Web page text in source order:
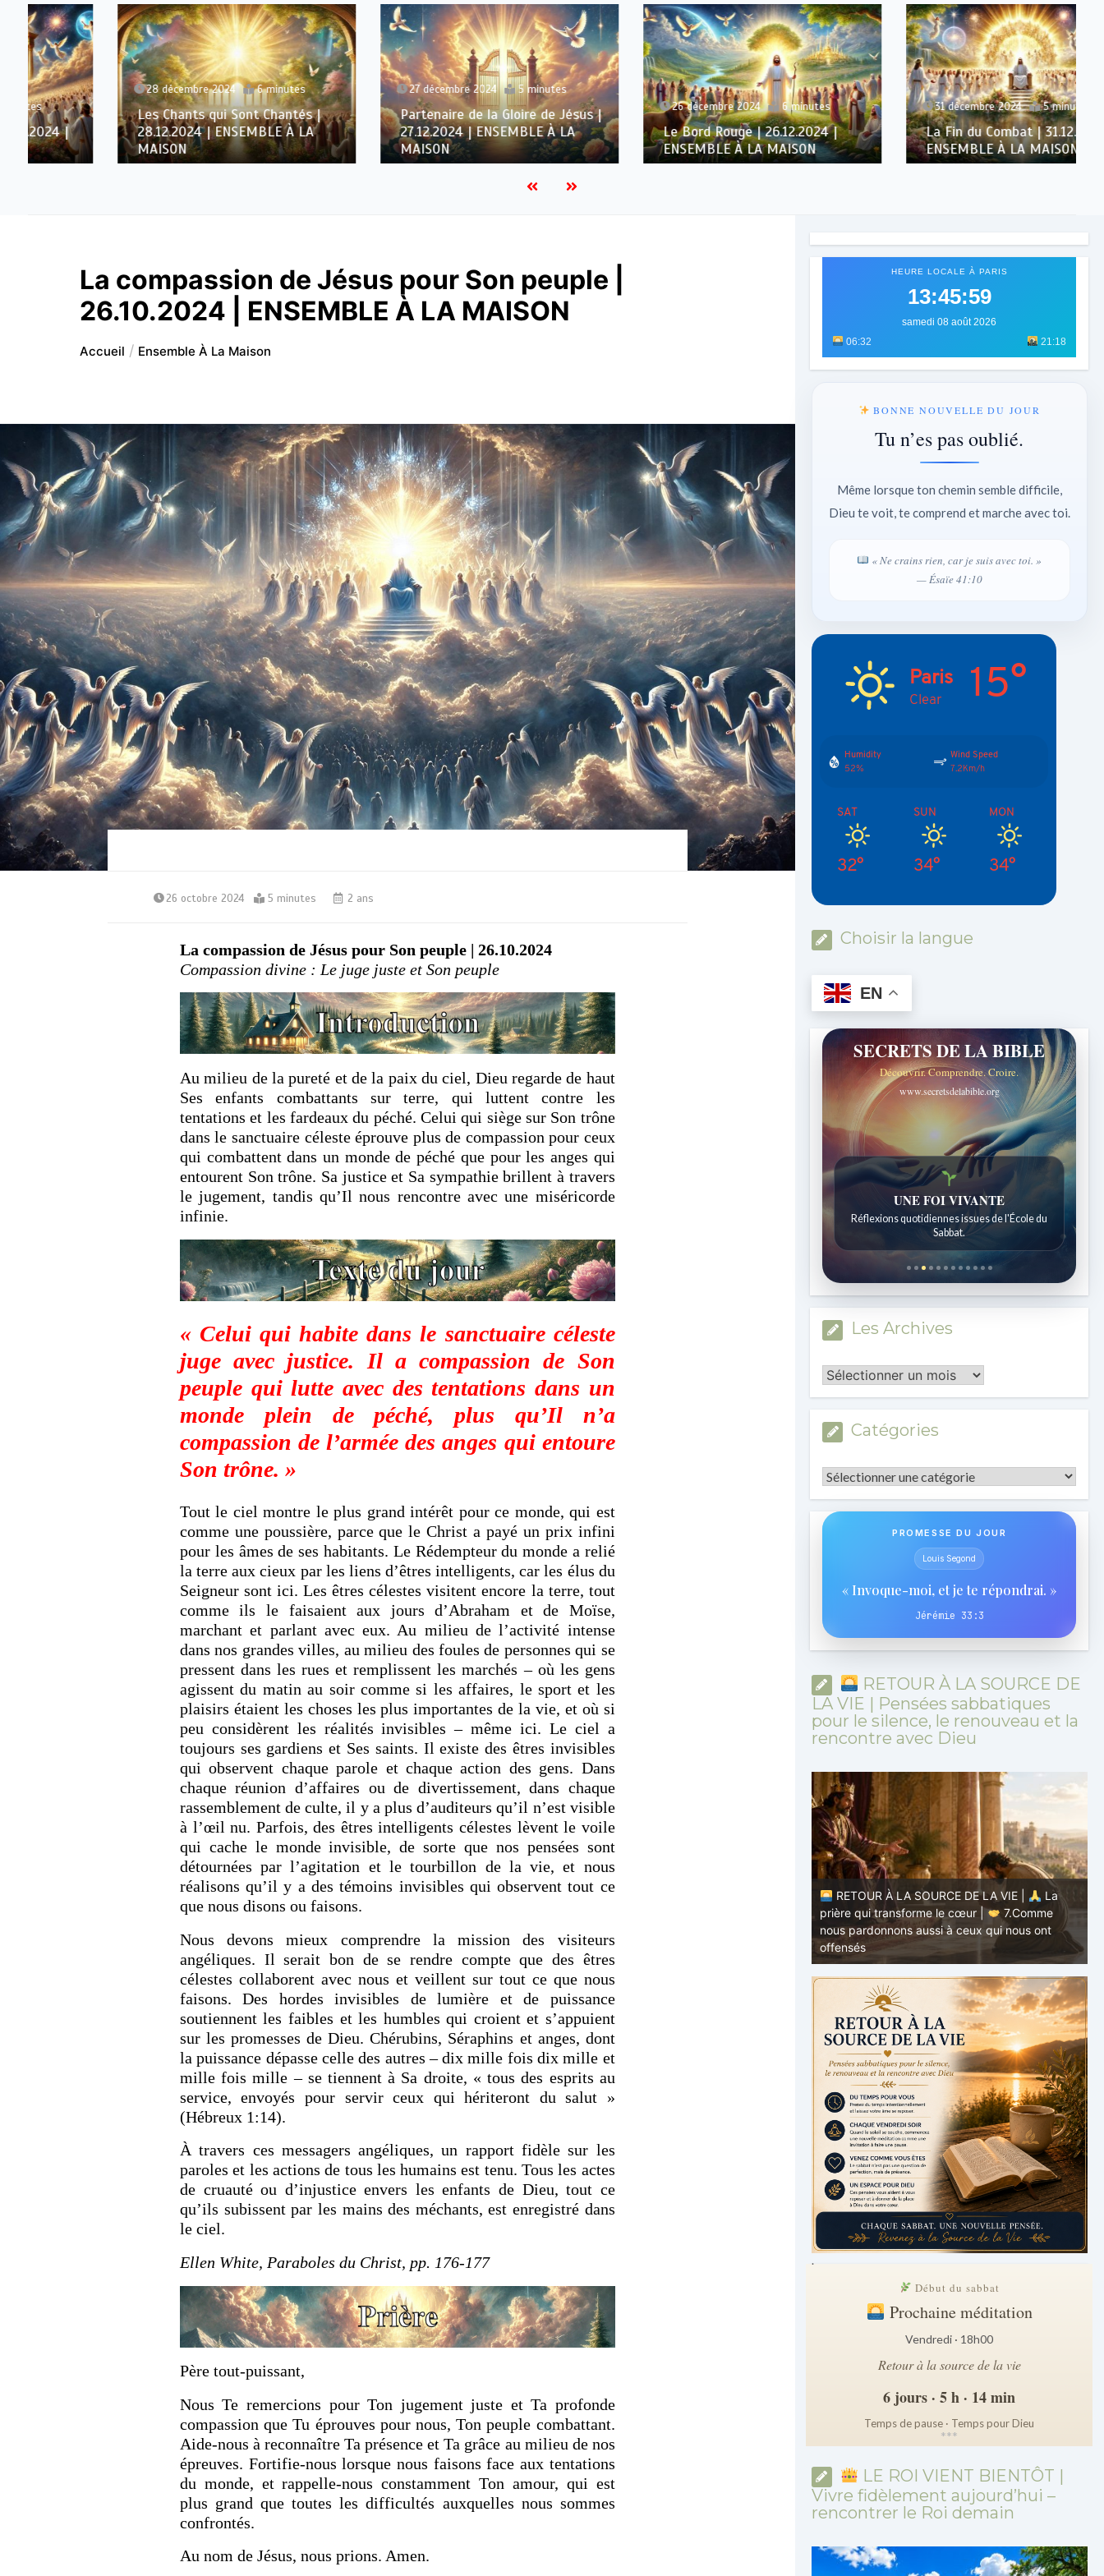
28 décembre 2024 6 minutes
Les Chants qui Sont Chantés |
28.12.2024 | ENSEMBLE À LA
MAISON
27 décembre 2024 5 minutes
Partenaire de la Gloire de Jésus |
27.12.2024 | ENSEMBLE À LA
MAISON
26 décembre 2024 6 minutes
Le Bord Rouge | 26.12.2024 |
ENSEMBLE À LA MAISON
31 décembre 2024 5 minutes
La Fin du Combat | 31.12.2024 |
ENSEMBLE À LA MAISON
La compassion de Jésus pour Son peuple |
26.10.2024 | ENSEMBLE À LA MAISON
Accueil Ensemble À La Maison
26 octobre 2024 5 minutes 2 ans
La compassion de Jésus pour Son peuple | 26.10.2024
Compassion divine : Le juge juste et Son peuple
Au milieu de la pureté et de la paix du ciel, Dieu regarde de haut
Ses enfants combattants sur terre, qui luttent contre les
tentations et les fardeaux du péché. Celui qui siège sur Son trône
dans le sanctuaire céleste éprouve plus de compassion pour ceux
qui combattent dans un monde de péché que pour les anges qui
entourent Son trône. Sa justice et Sa sympathie brillent à travers
le jugement, tandis qu’Il nous rencontre avec une miséricorde
infinie.
« Celui qui habite dans le sanctuaire céleste
juge avec justice. Il a compassion de Son
peuple qui lutte avec des tentations dans un
monde plein de péché, plus qu’Il n’a
compassion de l’armée des anges qui entoure
Son trône. »
Tout le ciel montre le plus grand intérêt pour ce monde, qui est
comme une poussière, parce que le Christ a payé un prix infini
pour les âmes de ses habitants. Le Rédempteur du monde a relié
la terre aux cieux par les liens d’êtres intelligents, car les élus du
Seigneur sont ici. Les êtres célestes visitent encore la terre, tout
comme ils le faisaient aux jours d’Abraham et de Moïse,
marchant et parlant avec eux. Au milieu de l’activité intense
dans nos grandes villes, au milieu des foules de personnes qui se
pressent dans les rues et remplissent les marchés – où les gens
agissent du matin au soir comme si les affaires, le sport et les
plaisirs étaient les choses les plus importantes de la vie, et où si
peu considèrent les réalités invisibles – même ici. Le ciel a
toujours ses gardiens et Ses saints. Il existe des êtres invisibles
qui observent chaque parole et chaque action des gens. Dans
chaque réunion d’affaires ou de divertissement, dans chaque
rassemblement de culte, il y a plus d’auditeurs qu’il n’est visible
à l’œil nu. Parfois, des êtres intelligents célestes lèvent le voile
qui cache le monde invisible, de sorte que nos pensées sont
détournées par l’agitation et le tourbillon de la vie, et nous
réalisons qu’il y a des témoins invisibles qui observent tout ce
que nous disons ou faisons.
Nous devons mieux comprendre la mission des visiteurs
angéliques. Il serait bon de se rendre compte que des êtres
célestes collaborent avec nous et veillent sur tout ce que nous
faisons. Des hordes invisibles de lumière et de puissance
soutiennent les faibles et les humbles qui croient et s’appuient
sur les promesses de Dieu. Chérubins, Séraphins et anges, dont
la puissance dépasse celle des autres – dix mille fois dix mille et
mille fois mille – se tiennent à Sa droite, « tous des esprits au
service, envoyés pour servir ceux qui hériteront du salut »
(Hébreux 1:14).
À travers ces messagers angéliques, un rapport fidèle sur les
paroles et les actions de tous les humains est tenu. Tous les actes
de cruauté ou d’injustice envers les enfants de Dieu, tout ce
qu’ils subissent par les mains des méchants, est enregistré dans
le ciel.
Ellen White, Paraboles du Christ, pp. 176-177
Père tout-puissant,
Nous Te remercions pour Ton jugement juste et Ta profonde
compassion que Tu éprouves pour nous, Ton peuple combattant.
Aide-nous à reconnaître Ta présence et Ta grâce au milieu de nos
épreuves. Fortifie-nous lorsque nous faisons face aux tentations
du monde, et rappelle-nous constamment Ton amour, qui est
plus grand que toutes les difficultés auxquelles nous sommes
confrontés.
Au nom de Jésus, nous prions. Amen.
HEURE LOCALE À PARIS
13:46:00
samedi 08 août 2026
06:32
21:18
BONNE NOUVELLE DU JOUR
Tu n’es pas oublié.
Même lorsque ton chemin semble difficile,
Dieu te voit, te comprend et marche avec toi.
« Ne crains rien, car je suis avec toi. »
— Ésaïe 41:10
Paris
Clear 15°
Humidity
52%
Wind Speed
7.2Km/h
SAT
32°
SUN
34°
MON
34°
Choisir la langue
EN
SECRETS DE LA BIBLE
Découvrir. Comprendre. Croire.
www.secretsdelabible.org
UNE FOI VIVANTE
Réflexions quotidiennes issues de l'École du
Sabbat.
Les Archives
Les
Archives
Catégories
Catégories
PROMESSE DU JOUR
Louis Segond
« Invoque-moi, et je te répondrai. »
Jérémie 33:3
RETOUR À LA SOURCE DE
LA VIE | Pensées sabbatiques
pour le silence, le renouveau et la
rencontre avec Dieu
RETOUR À LA SOURCE DE LA VIE |
nous du mal
induis pas en tentation
RETOUR À LA SOURCE DE LA VIE |
La
prière qui transforme le cœur |
7.Comme
nous pardonnons aussi à ceux qui nous ont
offensés
.
Début du sabbat
Prochaine méditation
Vendredi · 18h00
Retour à la source de la vie
6 jours · 5 h · 14 min
Temps de pause · Temps pour Dieu
***
LE ROI VIENT BIENTÔT |
Vivre fidèlement aujourd’hui –
rencontrer le Roi demain